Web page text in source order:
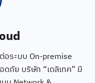
อระบบ On-premise
ภัย บริษัท “เดลิเทค” มี